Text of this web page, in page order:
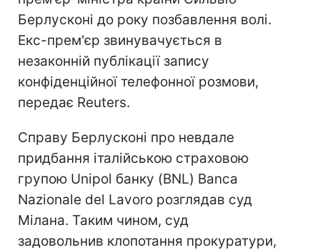
Берлусконі до року позбавлення волі.
Екс-прем'єр звинувачується в
незаконній публікації запису
конфіденційної телефонної розмови,
передає Reuters.
Справу Берлусконі про невдале
придбання італійською страховою
групою Unipol банку (BNL) Banca
Nazionale del Lavoro розглядав суд
Мілана. Таким чином, суд
задовольнив клопотання прокуратури,